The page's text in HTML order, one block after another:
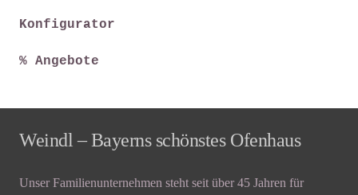
Konfigurator
% Angebote
Weindl – Bayerns schönstes Ofenhaus
Unser Familienunternehmen steht seit über 45 Jahren für